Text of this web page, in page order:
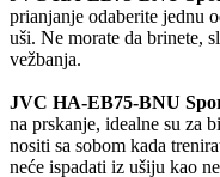
prianjanje odaberite jednu
uši. Ne morate da brinete,
vežbanja.
JVC HA-EB75-BNU
na prskanje, idealne su za
nositi sa sobom kada
neće ispadati iz ušiju kao